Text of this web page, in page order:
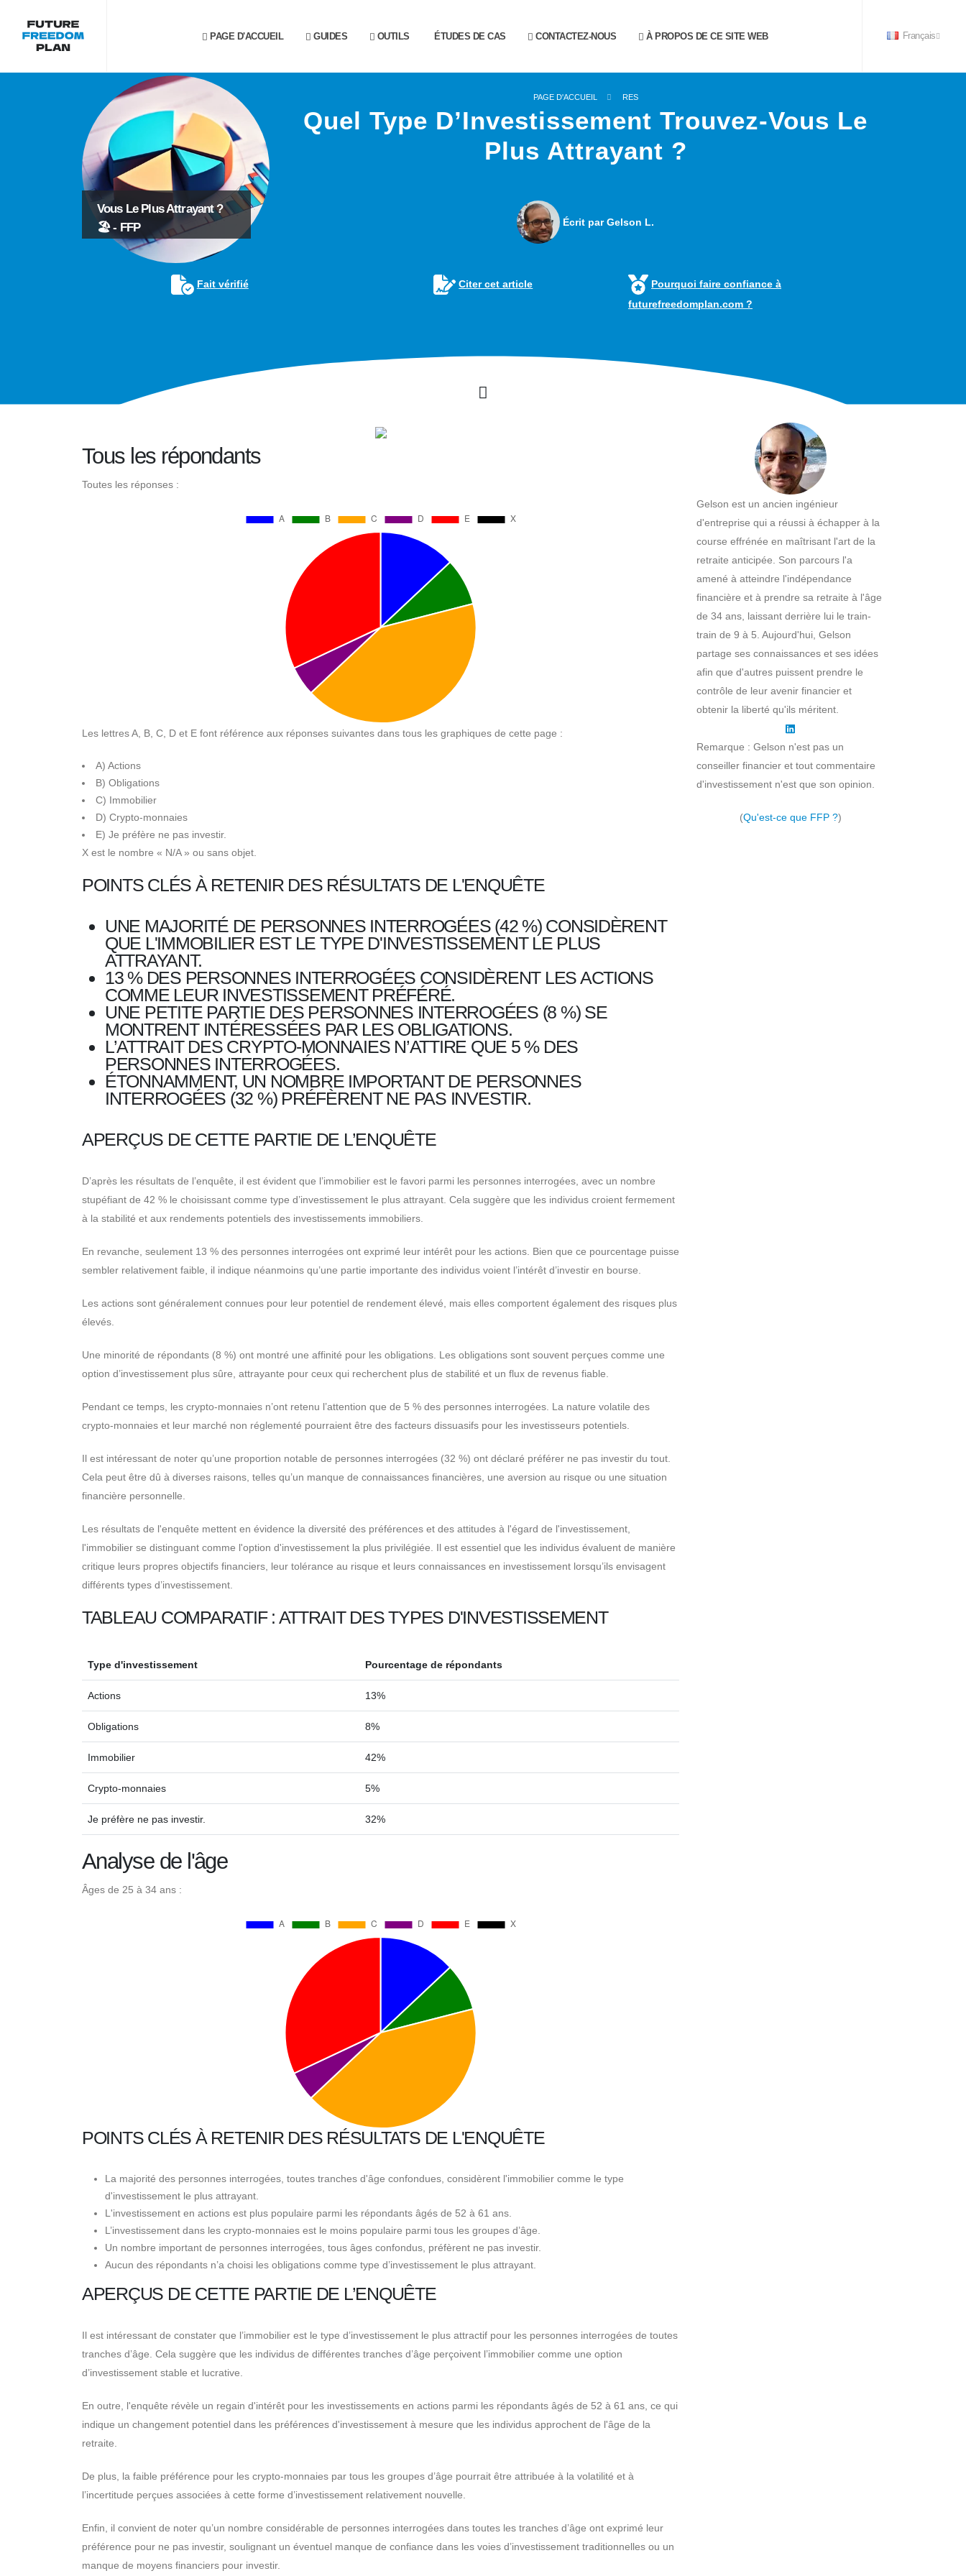
PAGE D'ACCUEIL GUIDES OUTILS ÉTUDES DE CAS CONTACTEZ-NOUS À PROPOS DE CE SITE WEB Français
Vous Le Plus Attrayant ?
🏖️ - FFP
PAGE D'ACCUEIL RES
Quel Type D’Investissement Trouvez-Vous Le
Plus Attrayant ?
Écrit par Gelson L.
Fait vérifié Citer cet article
Pourquoi faire confiance à
futurefreedomplan.com ?
Tous les répondants
Toutes les réponses :
Les lettres A, B, C, D et E font référence aux réponses suivantes dans tous les graphiques de cette page :
A) Actions
B) Obligations
C) Immobilier
D) Crypto-monnaies
E) Je préfère ne pas investir.
X est le nombre « N/A » ou sans objet.
POINTS CLÉS À RETENIR DES RÉSULTATS DE L'ENQUÊTE
UNE MAJORITÉ DE PERSONNES INTERROGÉES (42 %) CONSIDÈRENT
QUE L'IMMOBILIER EST LE TYPE D'INVESTISSEMENT LE PLUS
ATTRAYANT.
13 % DES PERSONNES INTERROGÉES CONSIDÈRENT LES ACTIONS
COMME LEUR INVESTISSEMENT PRÉFÉRÉ.
UNE PETITE PARTIE DES PERSONNES INTERROGÉES (8 %) SE
MONTRENT INTÉRESSÉES PAR LES OBLIGATIONS.
L’ATTRAIT DES CRYPTO-MONNAIES N’ATTIRE QUE 5 % DES
PERSONNES INTERROGÉES.
ÉTONNAMMENT, UN NOMBRE IMPORTANT DE PERSONNES
INTERROGÉES (32 %) PRÉFÈRENT NE PAS INVESTIR.
APERÇUS DE CETTE PARTIE DE L’ENQUÊTE
D’après les résultats de l’enquête, il est évident que l’immobilier est le favori parmi les personnes interrogées, avec un nombre
stupéfiant de 42 % le choisissant comme type d’investissement le plus attrayant. Cela suggère que les individus croient fermement
à la stabilité et aux rendements potentiels des investissements immobiliers.
En revanche, seulement 13 % des personnes interrogées ont exprimé leur intérêt pour les actions. Bien que ce pourcentage puisse
sembler relativement faible, il indique néanmoins qu’une partie importante des individus voient l’intérêt d’investir en bourse.
Les actions sont généralement connues pour leur potentiel de rendement élevé, mais elles comportent également des risques plus
élevés.
Une minorité de répondants (8 %) ont montré une affinité pour les obligations. Les obligations sont souvent perçues comme une
option d’investissement plus sûre, attrayante pour ceux qui recherchent plus de stabilité et un flux de revenus fiable.
Pendant ce temps, les crypto-monnaies n’ont retenu l’attention que de 5 % des personnes interrogées. La nature volatile des
crypto-monnaies et leur marché non réglementé pourraient être des facteurs dissuasifs pour les investisseurs potentiels.
Il est intéressant de noter qu’une proportion notable de personnes interrogées (32 %) ont déclaré préférer ne pas investir du tout.
Cela peut être dû à diverses raisons, telles qu’un manque de connaissances financières, une aversion au risque ou une situation
financière personnelle.
Les résultats de l'enquête mettent en évidence la diversité des préférences et des attitudes à l'égard de l'investissement,
l'immobilier se distinguant comme l'option d'investissement la plus privilégiée. Il est essentiel que les individus évaluent de manière
critique leurs propres objectifs financiers, leur tolérance au risque et leurs connaissances en investissement lorsqu’ils envisagent
différents types d’investissement.
TABLEAU COMPARATIF : ATTRAIT DES TYPES D'INVESTISSEMENT
Type d'investissement Pourcentage de répondants
Actions 13%
Obligations 8%
Immobilier 42%
Crypto-monnaies 5%
Je préfère ne pas investir. 32%
Analyse de l'âge
Âges de 25 à 34 ans :
POINTS CLÉS À RETENIR DES RÉSULTATS DE L'ENQUÊTE
La majorité des personnes interrogées, toutes tranches d'âge confondues, considèrent l'immobilier comme le type
d'investissement le plus attrayant.
L'investissement en actions est plus populaire parmi les répondants âgés de 52 à 61 ans.
L’investissement dans les crypto-monnaies est le moins populaire parmi tous les groupes d’âge.
Un nombre important de personnes interrogées, tous âges confondus, préfèrent ne pas investir.
Aucun des répondants n’a choisi les obligations comme type d’investissement le plus attrayant.
APERÇUS DE CETTE PARTIE DE L’ENQUÊTE
Il est intéressant de constater que l’immobilier est le type d’investissement le plus attractif pour les personnes interrogées de toutes
tranches d’âge. Cela suggère que les individus de différentes tranches d’âge perçoivent l’immobilier comme une option
d’investissement stable et lucrative.
En outre, l'enquête révèle un regain d'intérêt pour les investissements en actions parmi les répondants âgés de 52 à 61 ans, ce qui
indique un changement potentiel dans les préférences d'investissement à mesure que les individus approchent de l'âge de la
retraite.
De plus, la faible préférence pour les crypto-monnaies par tous les groupes d’âge pourrait être attribuée à la volatilité et à
l’incertitude perçues associées à cette forme d’investissement relativement nouvelle.
Enfin, il convient de noter qu’un nombre considérable de personnes interrogées dans toutes les tranches d’âge ont exprimé leur
préférence pour ne pas investir, soulignant un éventuel manque de confiance dans les voies d’investissement traditionnelles ou un
manque de moyens financiers pour investir.
Gelson est un ancien ingénieur
d'entreprise qui a réussi à échapper à la
course effrénée en maîtrisant l'art de la
retraite anticipée. Son parcours l'a
amené à atteindre l'indépendance
financière et à prendre sa retraite à l'âge
de 34 ans, laissant derrière lui le train-
train de 9 à 5. Aujourd'hui, Gelson
partage ses connaissances et ses idées
afin que d'autres puissent prendre le
contrôle de leur avenir financier et
obtenir la liberté qu'ils méritent.
Remarque : Gelson n'est pas un
conseiller financier et tout commentaire
d'investissement n'est que son opinion.
(Qu'est-ce que FFP ?)